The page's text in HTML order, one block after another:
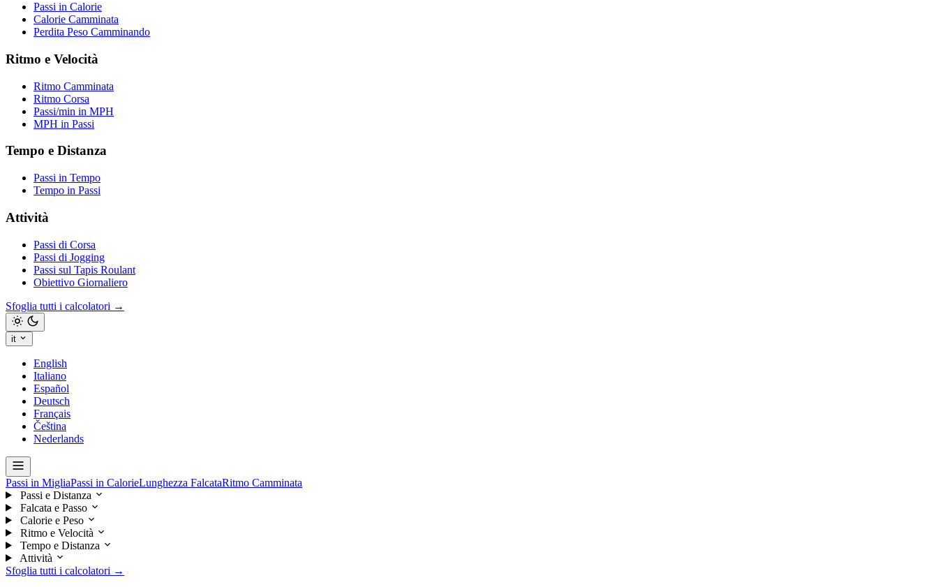
Passi in Calorie
Calorie Camminata
Perdita Peso Camminando
Ritmo e Velocità
Ritmo Camminata
Ritmo Corsa
Passi/min in MPH
MPH in Passi
Tempo e Distanza
Passi in Tempo
Tempo in Passi
Attività
Passi di Corsa
Passi di Jogging
Passi sul Tapis Roulant
Obiettivo Giornaliero
Sfoglia tutti i calcolatori →
it
English
Italiano
Español
Deutsch
Français
Čeština
Nederlands
Passi in MigliaPassi in CalorieLunghezza FalcataRitmo Camminata
Passi e Distanza
Falcata e Passo
Calorie e Peso
Ritmo e Velocità
Tempo e Distanza
Attività
Sfoglia tutti i calcolatori →